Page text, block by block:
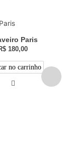
Paris
180,00
no carrinho